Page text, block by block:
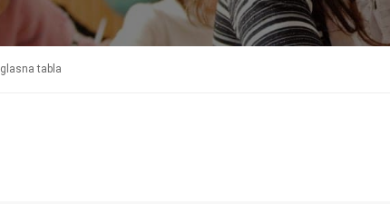
tabla